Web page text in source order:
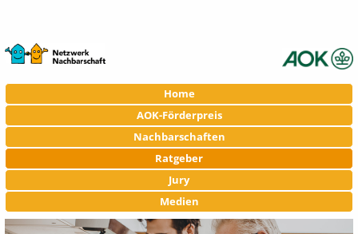
Navigation
überspringen
Home
AOK-Förderpreis
Nachbarschaften
Ratgeber
Jury
Medien